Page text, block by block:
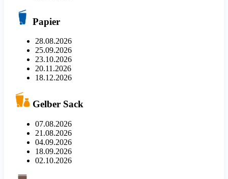
Papier
28.08.2026
25.09.2026
23.10.2026
20.11.2026
18.12.2026
Gelber Sack
07.08.2026
21.08.2026
04.09.2026
18.09.2026
02.10.2026